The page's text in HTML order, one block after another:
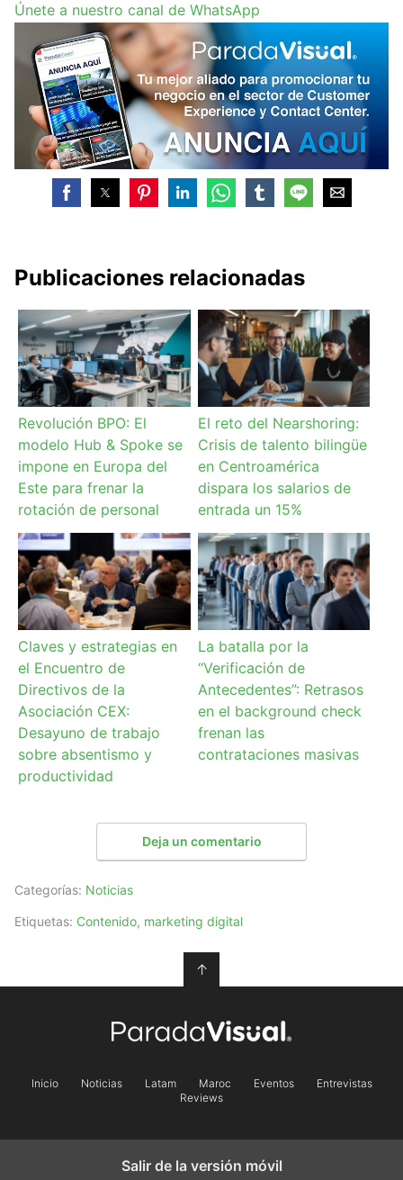
Únete a nuestro canal de WhatsApp
Publicaciones relacionadas
Revolución BPO: El
modelo Hub & Spoke se
impone en Europa del
Este para frenar la
rotación de personal
El reto del Nearshoring:
Crisis de talento bilingüe
en Centroamérica
dispara los salarios de
entrada un 15%
Claves y estrategias en
el Encuentro de
Directivos de la
Asociación CEX:
Desayuno de trabajo
sobre absentismo y
productividad
La batalla por la
“Verificación de
Antecedentes”: Retrasos
en el background check
frenan las
contrataciones masivas
Deja un comentario
Categorías: Noticias
Etiquetas: Contenido, marketing digital
↑
Inicio Noticias Latam Maroc Eventos
Entrevistas
Reviews
Salir de la versión móvil